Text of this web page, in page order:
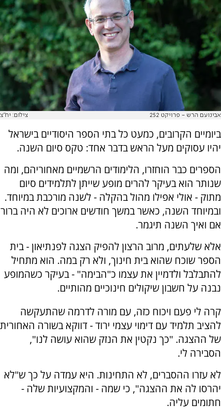
אבינועם הרש - פרויקט 252 צילום: יח"צ
ביומיים הקרובים, כמעט כל בתי הספר היסודיים בישראל
יהיו עסוקים מעל הראש בדבר אחד: טקס סיום השנה.
הספרים כבר הוחזרו, הלימודים הרשמיים מאחוריהם, ומה
שנותר הוא בעיקר להרים מופע שייתן לתלמידים סיום
מתוק - אולי אפילו מהול בהקלה - לשנה מורכבת במיוחד.
ובמיוחד השנה, כאשר במשך חודשים ארוכים לא היה ברור
אם ואיך השנה תיגמר.
אלא שלעתים, מרוב הרצון להפיק הצגה לפנתיאון - בית
הספר שוכח שהוא בית חינוך, ולא רק במה. הוא מתחיל
להתבלבל ולדמיין את עצמו כ"הבימה" - בעיקר כשהמופע
נבנה על חשבון שיקולים חינוכיים מהותיים.
קרה לי פעם ויכוח כזה, עם מורה לדרמה שהתעקשה
להציב תלמיד עם דימוי עצמי ירוד - דווקא בשורה האחורית
של ההצגה. "כך נקטין את הנזק שהוא עושה לנו",
הסבירה לי.
לא עזרו ההסברים, לא התחינות. היא עמדה על כך ש"לא
יהרסו לה את ההצגה", כי שמה - והמקצועיות שלה -
חתומים עליה.